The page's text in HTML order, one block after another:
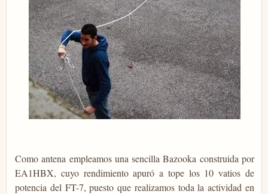
Como antena empleamos una sencilla Bazooka construida por
EA1HBX, cuyo rendimiento apuró a tope los 10 vatios de
potencia del FT-7, puesto que realizamos toda la actividad en